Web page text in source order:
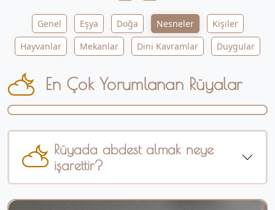
Genel Eşya Doğa Nesneler
Kişiler
Hayvanlar
Mekanlar Dini Kavramlar Duygular
En Çok Yorumlanan Rüyalar
Rüyada abdest almak neye
işarettir?